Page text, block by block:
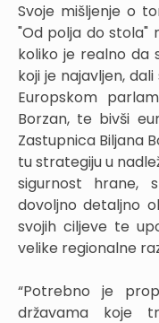
Svoje mišljenje o
"Od polja do stola"
koliko je realno da
koji je najavljen,
Europskom
Borzan, te bivši
Zastupnica Biljana
tu strategiju u
sigurnost hrane,
dovoljno detaljno
svojih ciljeve te
velike regionalne
“Potrebno je
državama koje